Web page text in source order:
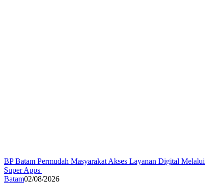
BP Batam Permudah Masyarakat Akses Layanan Digital Melalui
Super Apps
Batam02/08/2026